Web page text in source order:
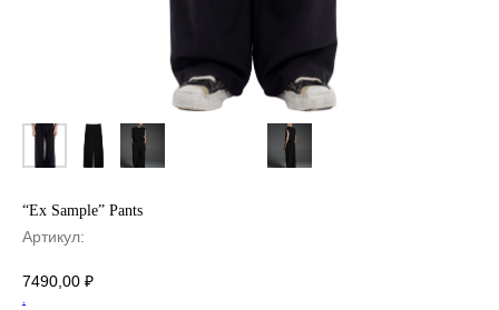
“Ex Sample” Pants
Артикул:
7490,00 ₽